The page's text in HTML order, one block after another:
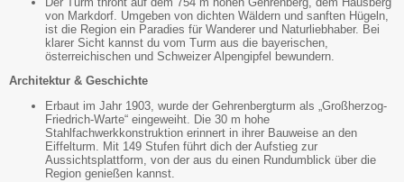
von Markdorf. Umgeben von dichten Wäldern und sanften Hügeln,
ist die Region ein Paradies für Wanderer und Naturliebhaber. Bei
klarer Sicht kannst du vom Turm aus die bayerischen,
österreichischen und Schweizer Alpengipfel bewundern.
Architektur & Geschichte
Erbaut im Jahr 1903, wurde der Gehrenbergturm als „Großherzog-
Friedrich-Warte“ eingeweiht. Die 30 m hohe
Stahlfachwerkkonstruktion erinnert in ihrer Bauweise an den
Eiffelturm. Mit 149 Stufen führt dich der Aufstieg zur
Aussichtsplattform, von der aus du einen Rundumblick über die
Region genießen kannst.